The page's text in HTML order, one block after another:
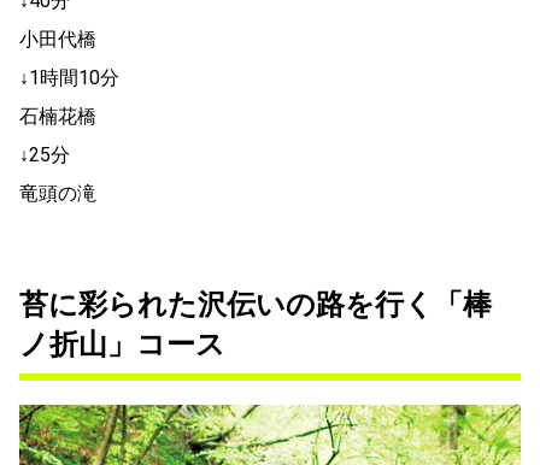
小田代橋
↓1時間10分
石楠花橋
↓25分
竜頭の滝
苔に彩られた沢伝いの路を行く「棒
ノ折山」コース